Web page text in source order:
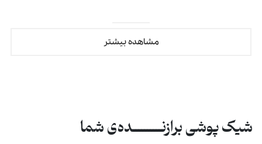
مشاهده بیشتر
شیک پوشی برازنــــــــــده‌ی شما